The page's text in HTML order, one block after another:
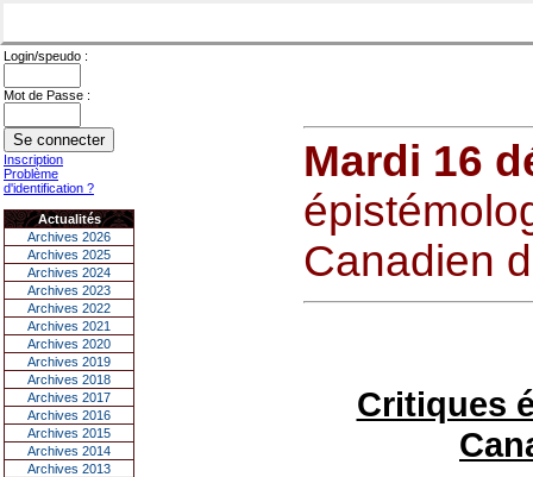
Login/speudo :
Mot de Passe :
Inscription
Problème
d'identification ?
Actualités
Archives 2026
Archives 2025
Archives 2024
Archives 2023
Archives 2022
Archives 2021
Archives 2020
Archives 2019
Archives 2018
Archives 2017
Archives 2016
Archives 2015
Archives 2014
Archives 2013
Mardi 16
Canadien
Critiques